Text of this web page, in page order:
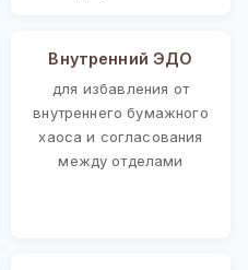
Внутренний ЭДО
для избавления от
внутреннего бумажного
хаоса и согласования
между отделами